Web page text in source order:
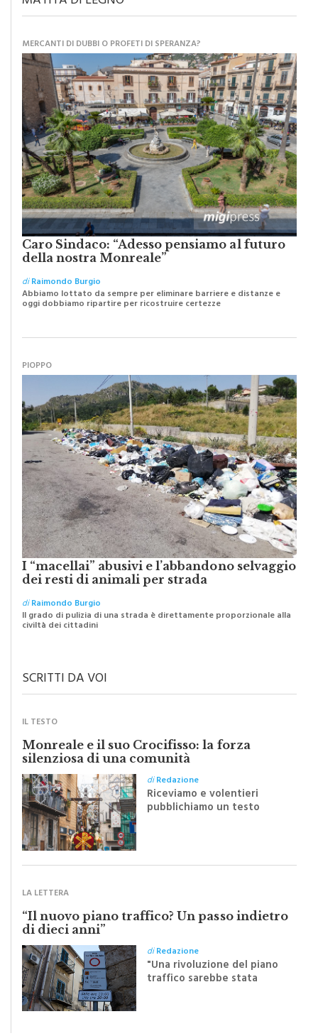
Caro Sindaco: “Adesso pensiamo al futuro
della nostra Monreale”
diRaimondo Burgio
Abbiamo lottato da sempre per eliminare barriere e distanze e
oggi dobbiamo ripartire per ricostruire certezze
I “macellai” abusivi e l’abbandono selvaggio
dei resti di animali per strada
diRaimondo Burgio
Il grado di pulizia di una strada è direttamente proporzionale alla
civiltà dei cittadini
Monreale e il suo Crocifisso: la forza
silenziosa di una comunità
diRedazione
Riceviamo e volentieri
pubblichiamo un testo
inviato dalla scrittrice
monrealese Mariella
“Il nuovo piano traffico? Un passo indietro
di dieci anni”
"Una rivoluzione del piano
traffico sarebbe stata
efficace se preceduta da
una rivoluzione culturale"